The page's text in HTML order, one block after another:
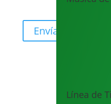
Línea de
Envíanos un